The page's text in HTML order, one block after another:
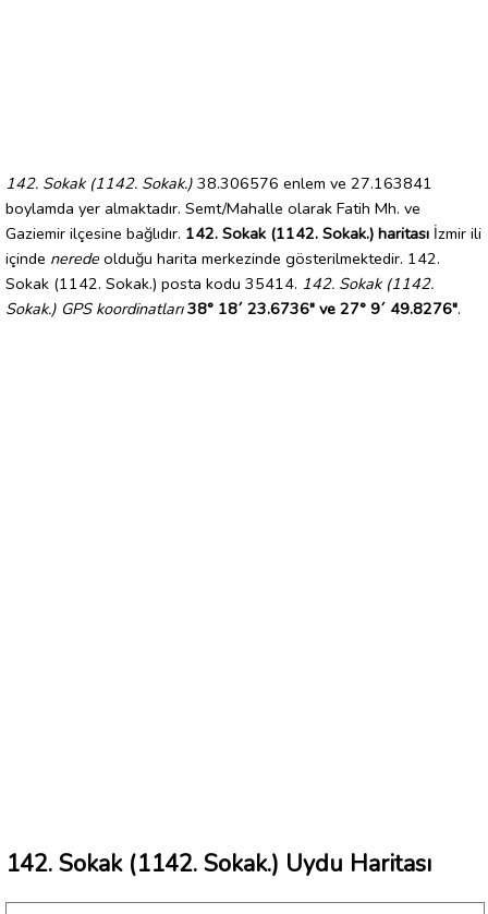
142. Sokak (1142. Sokak.) 38.306576 enlem ve 27.163841
boylamda yer almaktadır. Semt/Mahalle olarak Fatih Mh. ve
Gaziemir ilçesine bağlıdır. 142. Sokak (1142. Sokak.) haritası İzmir ili
içinde nerede olduğu harita merkezinde gösterilmektedir. 142.
Sokak (1142. Sokak.) posta kodu 35414. 142. Sokak (1142.
Sokak.) GPS koordinatları 38° 18´ 23.6736" ve 27° 9´ 49.8276".
142. Sokak (1142. Sokak.) Uydu Haritası